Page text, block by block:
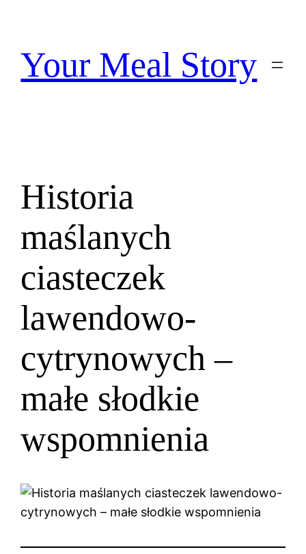
treściYour Meal Story
Historia
maślanych
ciasteczek
lawendowo-
cytrynowych –
małe słodkie
wspomnienia